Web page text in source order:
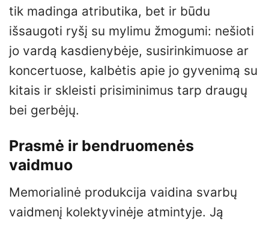
tik madinga atributika, bet ir būdu
išsaugoti ryšį su mylimu žmogumi: nešioti
jo vardą kasdienybėje, susirinkimuose ar
koncertuose, kalbėtis apie jo gyvenimą su
kitais ir skleisti prisiminimus tarp draugų
bei gerbėjų.
Prasmė ir bendruomenės
vaidmuo
Memorialinė produkcija vaidina svarbų
vaidmenį kolektyvinėje atmintyje. Ją